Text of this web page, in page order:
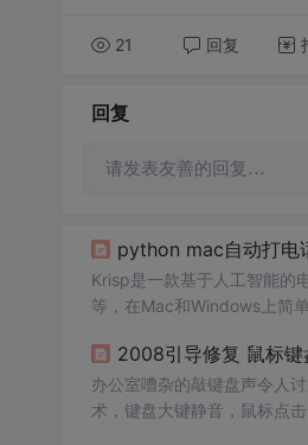
21 回复
回复
请发表友善的回复…
python mac自动打电
Krisp是一款基于人工智能的
等，在Mac和Windows上简
2008引导修复 鼠标
办公室嘈杂的敲键盘声令人
术，键盘大键静音，鼠标点